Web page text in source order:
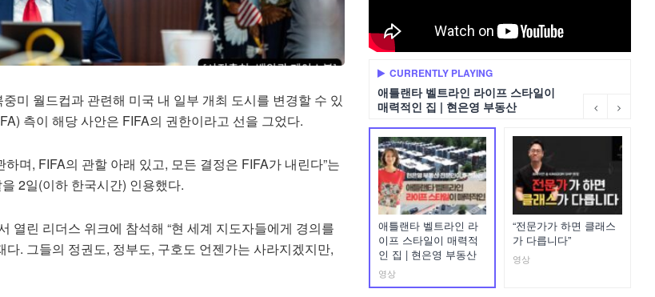
미 월드컵과 관련해 미국 내 일부 개최 도시를 변경할 수 있
측이 해당 사안은 FIFA의 권한이라고 선을 그었다.
며, FIFA의 관할 아래 있고, 모든 결정은 FIFA가 내린다”는
2일(이하 한국시간) 인용했다.
열린 리더스 위크에 참석해 “현 세계 지도자들에게 경의를
. 그들의 정권도, 정부도, 구호도 언젠가는 사라지겠지만,
CURRENTLY PLAYING
애틀랜타 벨트라인 라이프 스타일이
매력적인 집 | 현은영 부동산
애틀랜타 벨트라인 라
이프 스타일이 매력적
인 집 | 현은영 부동산
영상
“전문가가 하면 클래스
가 다릅니다”
영상